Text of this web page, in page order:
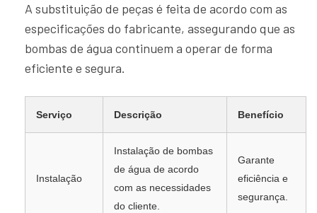
A substituição de peças é feita de acordo com as
especificações do fabricante, assegurando que as
bombas de água continuem a operar de forma
eficiente e segura.
Serviço Descrição Benefício
Instalação
Instalação de bombas
de água de acordo
com as necessidades
do cliente.
Garante
eficiência e
segurança.